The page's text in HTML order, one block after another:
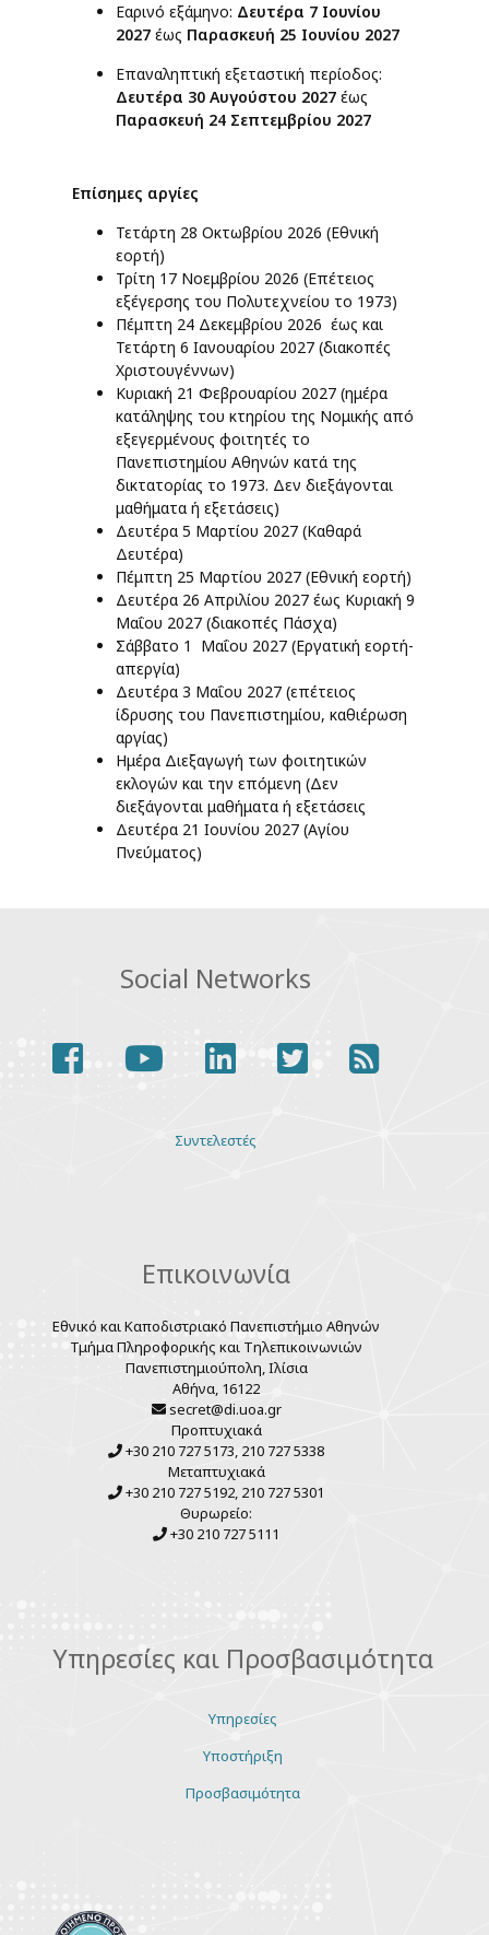
Εαρινό εξάμηνο: Δευτέρα 7 Ιουνίου
2027 έως Παρασκευή 25 Ιουνίου 2027
Επαναληπτική εξεταστική περίοδος:
Δευτέρα 30 Αυγούστου 2027 έως
Παρασκευή 24 Σεπτεμβρίου 2027
Επίσημες αργίες
Τετάρτη 28 Οκτωβρίου 2026 (Εθνική
εορτή)
Τρίτη 17 Νοεμβρίου 2026 (Επέτειος
εξέγερσης του Πολυτεχνείου το 1973)
Πέμπτη 24 Δεκεμβρίου 2026 έως και
Τετάρτη 6 Ιανουαρίου 2027 (διακοπές
Χριστουγέννων)
Κυριακή 21 Φεβρουαρίου 2027 (ημέρα
κατάληψης του κτηρίου της Νομικής από
εξεγερμένους φοιτητές το
Πανεπιστημίου Αθηνών κατά της
δικτατορίας το 1973. Δεν διεξάγονται
μαθήματα ή εξετάσεις)
Δευτέρα 5 Μαρτίου 2027 (Καθαρά
Δευτέρα)
Πέμπτη 25 Μαρτίου 2027 (Εθνική εορτή)
Δευτέρα 26 Απριλίου 2027 έως Κυριακή 9
Μαΐου 2027 (διακοπές Πάσχα)
Σάββατο 1 Μαΐου 2027 (Εργατική εορτή-
απεργία)
Δευτέρα 3 Μαΐου 2027 (επέτειος
ίδρυσης του Πανεπιστημίου, καθιέρωση
αργίας)
Ημέρα Διεξαγωγή των φοιτητικών
εκλογών και την επόμενη (Δεν
διεξάγονται μαθήματα ή εξετάσεις
Δευτέρα 21 Ιουνίου 2027 (Αγίου
Πνεύματος)
Social Networks
facebookyoutubelinkedin
twitterrss
Συντελεστές
Επικοινωνία
Εθνικό και Καποδιστριακό Πανεπιστήμιο Αθηνών
Τμήμα Πληροφορικής και Τηλεπικοινωνιών
Πανεπιστημιούπολη, Ιλίσια
Αθήνα, 16122
secret@di.uoa.gr
Προπτυχιακά
+30 210 727 5173, 210 727 5338
Μεταπτυχιακά
+30 210 727 5192, 210 727 5301
Θυρωρείο:
+30 210 727 5111
Υπηρεσίες και Προσβασιμότητα
Υπηρεσίες
Υποστήριξη
Προσβασιμότητα